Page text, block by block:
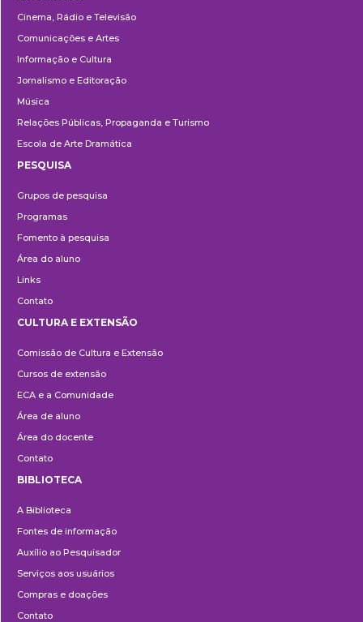
Cinema, Rádio e Televisão
Comunicações e Artes
Informação e Cultura
Jornalismo e Editoração
Música
Relações Públicas, Propaganda e Turismo
Escola de Arte Dramática
PESQUISA
Grupos de pesquisa
Programas
Fomento à pesquisa
Área do aluno
Links
Contato
e
Extensão
CULTURA E EXTENSÃO
Comissão de Cultura e Extensão
Cursos de extensão
ECA e a Comunidade
Área de aluno
Área do docente
Contato
BIBLIOTECA
A Biblioteca
Fontes de informação
Auxílio ao Pesquisador
Serviços aos usuários
Compras e doações
Contato